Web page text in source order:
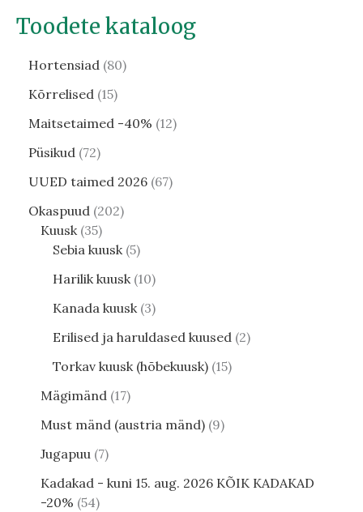
Toodete kataloog
Hortensiad 80
Kõrrelised 15
Maitsetaimed -40% 12
Püsikud 72
UUED taimed 2026 67
Okaspuud 202
Kuusk 35
Sebia kuusk 5
Harilik kuusk 10
Kanada kuusk 3
Erilised ja haruldased kuused 2
Torkav kuusk (hõbekuusk) 15
Mägimänd 17
Must mänd (austria mänd) 9
Jugapuu 7
Kadakad - kuni 15. aug. 2026 KÕIK KADAKAD
-20% 54